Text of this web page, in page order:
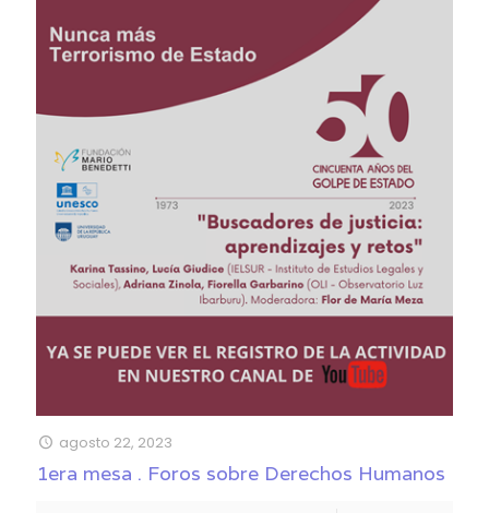
agosto 22, 2023
1era mesa . Foros sobre Derechos Humanos